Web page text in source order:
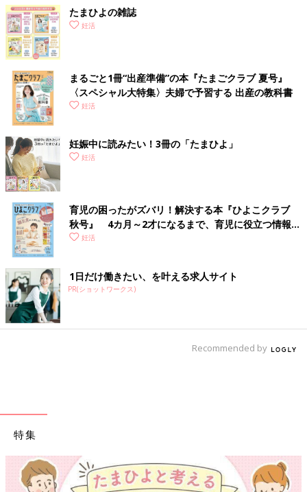
たまひよの雑誌
妊活
まるごと1冊“出産準備”の本『たまごクラブ 夏号』
〈スペシャル大特集〉夫婦で予習する 出産の教科書
妊活
妊娠中に読みたい！3冊の「たまひよ」
妊活
育児の困ったがズバリ！解決する本『ひよこクラブ
秋号』 4カ月～2才になるまで、育児に役立つ情報が
いっぱい！
妊活
1日だけ働きたい、を叶える求人サイト
PR(ショットワークス)
Recommended by
特集
【ワクチン接種できるものも】妊婦の感染症対策、知っておいて！